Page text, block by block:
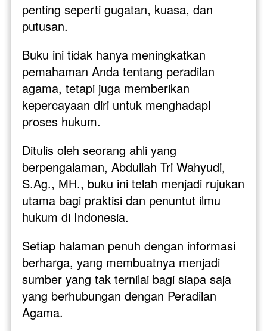
penting seperti gugatan, kuasa, dan
putusan.
Buku ini tidak hanya meningkatkan
pemahaman Anda tentang peradilan
agama, tetapi juga memberikan
kepercayaan diri untuk menghadapi
proses hukum.
Ditulis oleh seorang ahli yang
berpengalaman, Abdullah Tri Wahyudi,
S.Ag., MH., buku ini telah menjadi rujukan
utama bagi praktisi dan penuntut ilmu
hukum di Indonesia.
Setiap halaman penuh dengan informasi
berharga, yang membuatnya menjadi
sumber yang tak ternilai bagi siapa saja
yang berhubungan dengan Peradilan
Agama.